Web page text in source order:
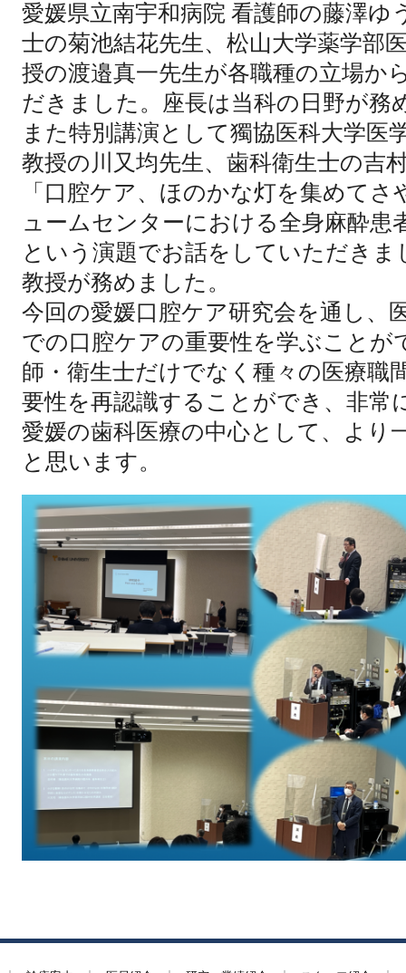
愛媛県立南宇和病院 看護師の藤澤ゆ
士の菊池結花先生、松山大学薬学部
授の渡邉真一先生が各職種の立場か
だきました。座長は当科の日野が務
また特別講演として獨協医科大学医
教授の川又均先生、歯科衛生士の吉
「口腔ケア、ほのかな灯を集めて
ュームセンターにおける全身麻酔患
という演題でお話をしていただきま
教授が務めました。
今回の愛媛口腔ケア研究会を通し、
での口腔ケアの重要性を学ぶことが
師・衛生士だけでなく種々の医療職
要性を再認識することができ、非常
愛媛の歯科医療の中心として、より
と思います。